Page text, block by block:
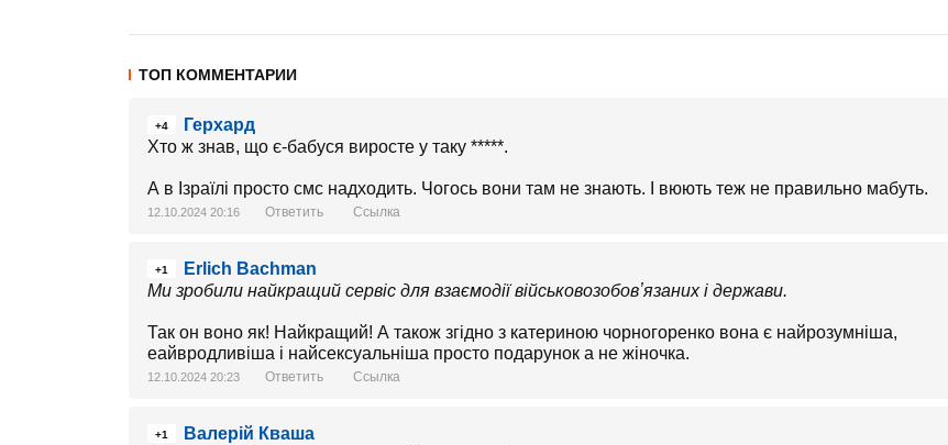
ТОП КОММЕНТАРИИ
+4
Герхард
Хто ж знав, що є-бабуся виросте у таку *****.
А в Ізраїлі просто смс надходить. Чогось вони там не знають. І вюють теж не правильно мабуть.
12.10.2024 20:16 Ответить Ссылка
+1
Erlich Bachman
Ми зробили найкращий сервіс для взаємодії військовозобовʼязаних і держави.
Так он воно як! Найкращий! А також згідно з катериною чорногоренко вона є найрозумніша,
еайвродливіша і найсексуальніша просто подарунок а не жіночка.
12.10.2024 20:23 Ответить Ссылка
+1
Валерій Кваша